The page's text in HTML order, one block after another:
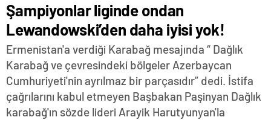
Şampiyonlar liginde ondan
Lewandowski’den daha iyisi yok!
Ermenistan'a verdiği Karabağ mesajında “ Dağlık
Karabağ ve çevresindeki bölgeler Azerbaycan
Cumhuriyeti'nin ayrılmaz bir parçasıdır” dedi. İstifa
çağrılarını kabul etmeyen Başbakan Paşinyan Dağlık
karabağ'ın sözde lideri Arayik Harutyunyan'la